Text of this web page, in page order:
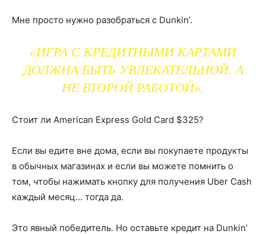
Мне просто нужно разобраться с Dunkin’.
«ИГРА С КРЕДИТНЫМИ КАРТАМИ
ДОЛЖНА БЫТЬ УВЛЕКАТЕЛЬНОЙ. А
НЕ ВТОРОЙ РАБОТОЙ».
Стоит ли American Express Gold Card $325?
Если вы едите вне дома, если вы покупаете продукты
в обычных магазинах и если вы можете помнить о
том, чтобы нажимать кнопку для получения Uber Cash
каждый месяц… тогда да.
Это явный победитель. Но оставьте кредит на Dunkin’